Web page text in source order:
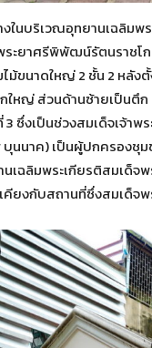
ในบริเวณอุทยานเฉลิมพ
ระยาศรีพิพัฒน์รัตนราชโ
ม้ขนาดใหญ่ 2 ชั้น 2 หลัง
ใหญ่ ส่วนด้านซ้ายเป็นตึ
3 ซึ่งเป็นช่วงสมเด็จเจ้
นนาค) เป็นผู้ปกครองชุม
เฉลิมพระเกียรติสมเด็จ
คียงกับสถานที่ซึ่งสมเด็จ